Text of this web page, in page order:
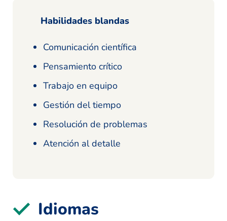
Habilidades blandas
Comunicación científica
Pensamiento crítico
Trabajo en equipo
Gestión del tiempo
Resolución de problemas
Atención al detalle
Idiomas